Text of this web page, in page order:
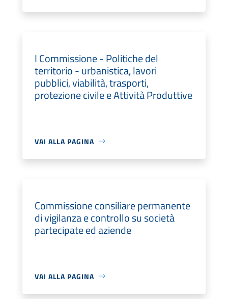
I Commissione - Politiche del
territorio - urbanistica, lavori
pubblici, viabilità, trasporti,
protezione civile e Attività Produttive
VAI ALLA PAGINA
Commissione consiliare permanente
di vigilanza e controllo su società
partecipate ed aziende
VAI ALLA PAGINA